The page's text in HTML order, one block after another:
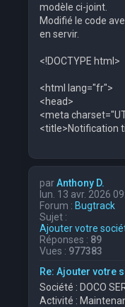
modèle ci-joint.
Modifié le code
en servir.
<!DOCTYPE html>
<html lang="fr">
<head>
<meta
<title>Notification
parAnthony D.
lun. 13 avr. 2026
Forum : Bugtrack
Sujet :
Ajouter votre
Réponses : 89
Vues : 977383
Re: Ajouter votre
Société : DOCO
Activité :